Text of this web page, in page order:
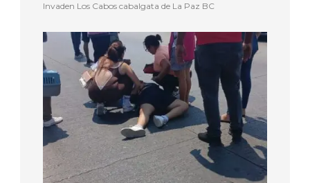
Invaden Los Cabos cabalgata de La Paz BC